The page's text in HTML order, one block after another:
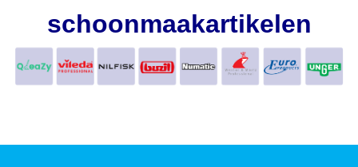
schoonmaakartikelen